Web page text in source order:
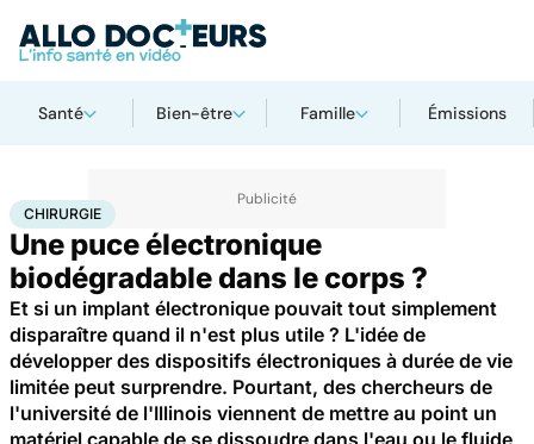
Santé Bien-être Famille Émissions
AccueilSanté Maladies
CHIRURGIE
Une puce électronique
biodégradable dans le corps ?
Et si un implant électronique pouvait tout simplement
disparaître quand il n'est plus utile ? L'idée de
développer des dispositifs électroniques à durée de vie
limitée peut surprendre. Pourtant, des chercheurs de
l'université de l'Illinois viennent de mettre au point un
matériel capable de se dissoudre dans l'eau ou le fluide